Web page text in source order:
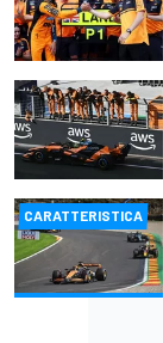
CARATTERISTICA